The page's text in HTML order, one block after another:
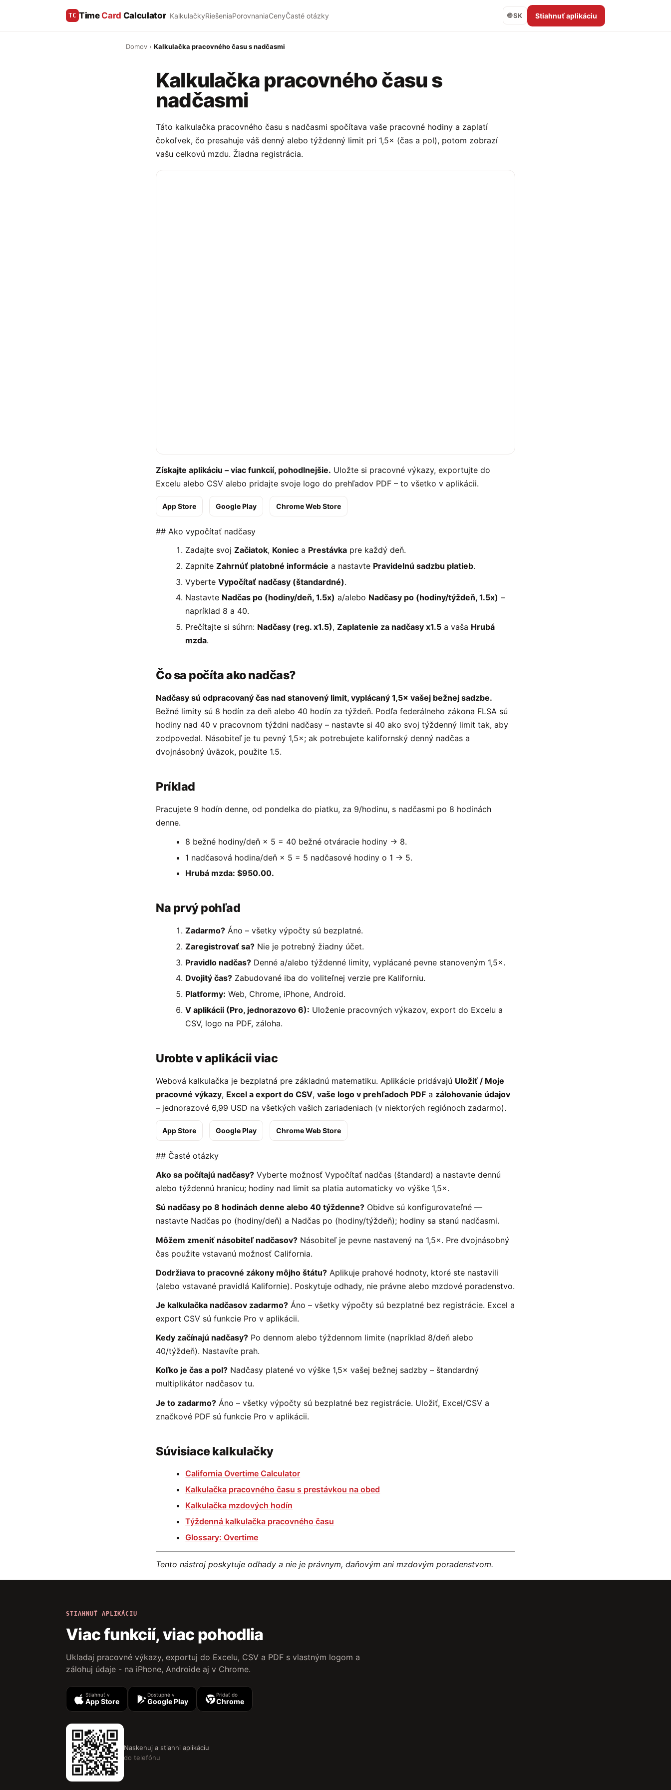
TC Time Card Calculator KalkulačkyRiešeniaPorovnaniaCenyČasté otázky 🌐 SK Stiahnuť aplikáciu
Domov › Kalkulačka pracovného času s nadčasmi
Kalkulačka pracovného času s
nadčasmi
Táto kalkulačka pracovného času s nadčasmi spočítava vaše pracovné hodiny a zaplatí
čokoľvek, čo presahuje váš denný alebo týždenný limit pri 1,5× (čas a pol), potom zobrazí
vašu celkovú mzdu. Žiadna registrácia.
Získajte aplikáciu – viac funkcií, pohodlnejšie. Uložte si pracovné výkazy, exportujte do
Excelu alebo CSV alebo pridajte svoje logo do prehľadov PDF – to všetko v aplikácii.
App Store Google Play Chrome Web Store
## Ako vypočítať nadčasy
Zadajte svojZačiatok, Koniec a Prestávka pre každý deň.
ZapniteZahrnúť platobné informácie a nastavte Pravidelnú sadzbu platieb.
VyberteVypočítať nadčasy (štandardné).
Nastavte Nadčas po (hodiny/deň, 1.5x) a/alebo Nadčasy po (hodiny/týždeň, 1.5x) –
napríklad 8 a 40.
Prečítajte si súhrn: Nadčasy (reg. x1.5),Zaplatenie za nadčasy x1.5 a vaša Hrubá
mzda.
Čo sa počíta ako nadčas?
Nadčasy sú odpracovaný čas nad stanovený limit, vyplácaný 1,5× vašej bežnej sadzbe.
Bežné limity sú 8 hodín za deň alebo 40 hodín za týždeň. Podľa federálneho zákona FLSA sú
hodiny nad 40 v pracovnom týždni nadčasy – nastavte si 40 ako svoj týždenný limit tak, aby
zodpovedal. Násobiteľ je tu pevný 1,5×; ak potrebujete kalifornský denný nadčas a
dvojnásobný úväzok, použite 1.5.
Príklad
Pracujete 9 hodín denne, od pondelka do piatku, za 9/hodinu, s nadčasmi po 8 hodinách
denne.
8 bežné hodiny/deň × 5 = 40 bežné otváracie hodiny → 8.
1 nadčasová hodina/deň × 5 = 5 nadčasové hodiny o 1 → 5.
Hrubá mzda: $950.00.
Na prvý pohľad
Zadarmo? Áno – všetky výpočty sú bezplatné.
Zaregistrovať sa? Nie je potrebný žiadny účet.
Pravidlo nadčas? Denné a/alebo týždenné limity, vyplácané pevne stanoveným 1,5×.
Dvojitý čas? Zabudované iba do voliteľnej verzie pre Kaliforniu.
Platformy: Web, Chrome, iPhone, Android.
V aplikácii (Pro, jednorazovo 6): Uloženie pracovných výkazov, export do Excelu a
CSV, logo na PDF, záloha.
Urobte v aplikácii viac
Webová kalkulačka je bezplatná pre základnú matematiku. Aplikácie pridávajú Uložiť / Moje
pracovné výkazy, Excel a export do CSV, vaše logo v prehľadoch PDF a zálohovanie údajov
– jednorazové 6,99 USD na všetkých vašich zariadeniach (v niektorých regiónoch zadarmo).
App Store Google Play Chrome Web Store
## Časté otázky
Ako sa počítajú nadčasy? Vyberte možnosť Vypočítať nadčas (štandard) a nastavte dennú
alebo týždennú hranicu; hodiny nad limit sa platia automaticky vo výške 1,5×.
Sú nadčasy po 8 hodinách denne alebo 40 týždenne? Obidve sú konfigurovateľné —
nastavte Nadčas po (hodiny/deň) a Nadčas po (hodiny/týždeň); hodiny sa stanú nadčasmi.
Môžem zmeniť násobiteľ nadčasov? Násobiteľ je pevne nastavený na 1,5×. Pre dvojnásobný
čas použite vstavanú možnosť California.
Dodržiava to pracovné zákony môjho štátu? Aplikuje prahové hodnoty, ktoré ste nastavili
(alebo vstavané pravidlá Kalifornie). Poskytuje odhady, nie právne alebo mzdové poradenstvo.
Je kalkulačka nadčasov zadarmo? Áno – všetky výpočty sú bezplatné bez registrácie. Excel a
export CSV sú funkcie Pro v aplikácii.
Kedy začínajú nadčasy? Po dennom alebo týždennom limite (napríklad 8/deň alebo
40/týždeň). Nastavíte prah.
Koľko je čas a pol? Nadčasy platené vo výške 1,5× vašej bežnej sadzby – štandardný
multiplikátor nadčasov tu.
Je to zadarmo? Áno – všetky výpočty sú bezplatné bez registrácie. Uložiť, Excel/CSV a
značkové PDF sú funkcie Pro v aplikácii.
Súvisiace kalkulačky
California Overtime Calculator
Kalkulačka pracovného času s prestávkou na obed
Kalkulačka mzdových hodín
Týždenná kalkulačka pracovného času
Glossary: Overtime
Tento nástroj poskytuje odhady a nie je právnym, daňovým ani mzdovým poradenstvom.
STIAHNUŤ APLIKÁCIU
Viac funkcií, viac pohodlia
Ukladaj pracovné výkazy, exportuj do Excelu, CSV a PDF s vlastným logom a
zálohuj údaje - na iPhone, Androide aj v Chrome.
Stiahnuť v
App Store
Dostupné v
Google Play
Pridať do
Chrome
Naskenuj a stiahni aplikáciu
do telefónu